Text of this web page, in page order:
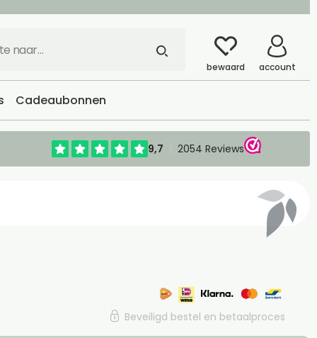
bewaard account
Cadeaubonnen
Beveiligd bestel en betaalproces